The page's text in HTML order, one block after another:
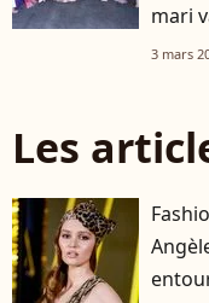
mari
3 mars
Les